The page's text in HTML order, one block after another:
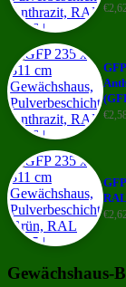
€
€
€
Gewächshaus-